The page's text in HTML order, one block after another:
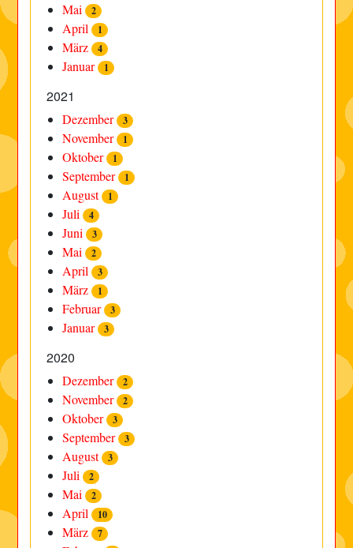
Mai 2
April 1
März 4
Januar 1
2021
Dezember 3
November 1
Oktober 1
September 1
August 1
Juli 4
Juni 3
Mai 2
April 3
März 1
Februar 3
Januar 3
2020
Dezember 2
November 2
Oktober 3
September 3
August 3
Juli 2
Mai 2
April 10
März 7